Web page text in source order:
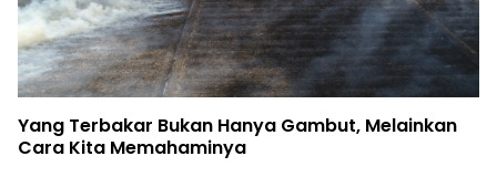
Yang Terbakar Bukan Hanya Gambut, Melainkan
Cara Kita Memahaminya